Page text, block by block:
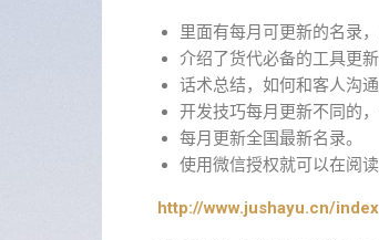
里面有每月可更新的名录
介绍了货代必备的工具更
话术总结，如何和客人沟
开发技巧每月更新不同的
每月更新全国最新名录。
使用微信授权就可以在阅
http://www.jushayu.cn/